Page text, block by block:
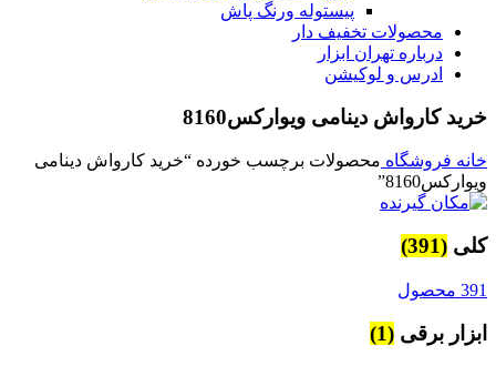
پیستوله ورنگ پاش
محصولات تخفیف دار
درباره تهران ابزار
ادرس و لوکیشن
خرید کارواش دینامی ویوارکس8160
خانه فروشگاه محصولات برچسب خورده “خرید کارواش دینامی
ویوارکس8160”
کلی (391)
391 محصول
ابزار برقی (1)